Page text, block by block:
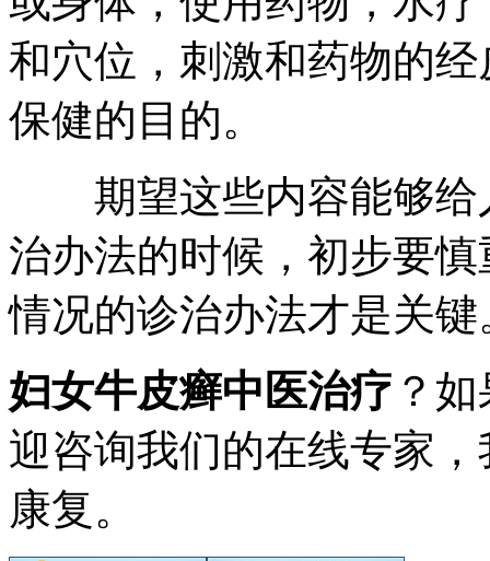
和穴位，刺激和药物的
保健的目的。
期望这些内容能够给
治办法的时候，初步要
情况的诊治办法才是关键
妇女牛皮癣中医治疗 ？
迎咨询我们的在线专家
康复。